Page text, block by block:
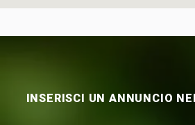
INSERISCI UN ANNUNCIO